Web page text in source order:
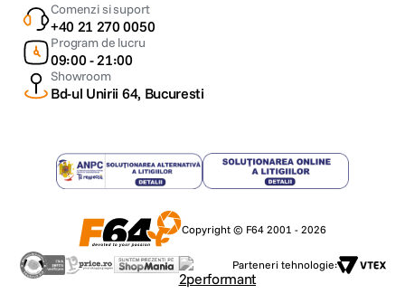
Comenzi si suport
+40 21 270 0050
Program de lucru
09:00 - 21:00
Showroom
Bd-ul Unirii 64, Bucuresti
Copyright © F64 2001 - 2026
Parteneri tehnologie: